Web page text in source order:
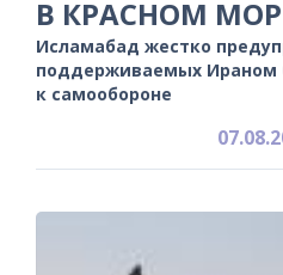
В КРАСНОМ
Исламабад жестко
поддерживаемых Ираном
к самообороне